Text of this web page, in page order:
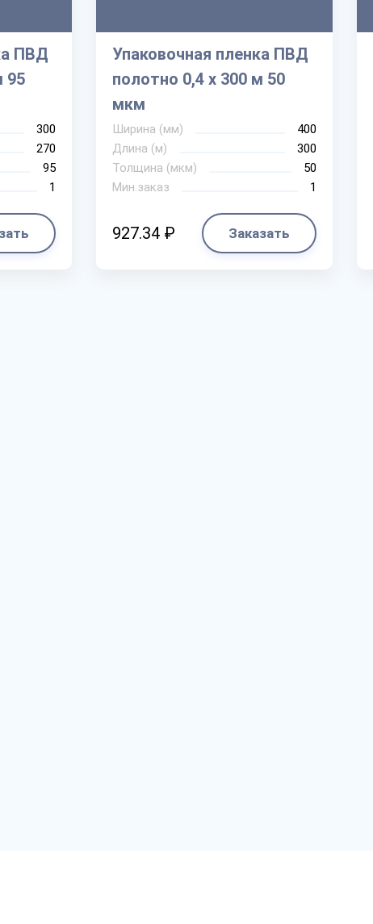
ПВД
95
300
270
95
1
Упаковочная пленка ПВД
полотно 0,4 х 300 м 50
мкм
Ширина (мм)
400
Длина (м)
300
Толщина (мкм)
50
Мин.заказ
1
927.34 ₽ Заказать